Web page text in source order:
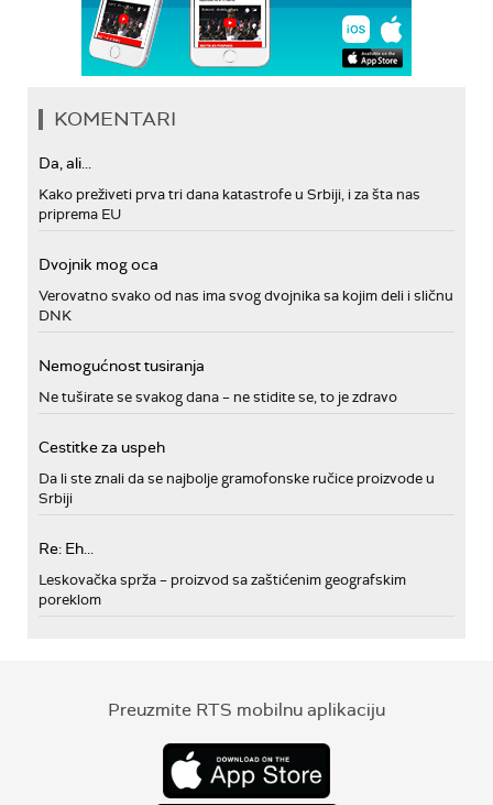
KOMENTARI
Da, ali...
Kako preživeti prva tri dana katastrofe u Srbiji, i za šta nas
priprema EU
Dvojnik mog oca
Verovatno svako od nas ima svog dvojnika sa kojim deli i sličnu
DNK
Nemogućnost tusiranja
Ne tuširate se svakog dana – ne stidite se, to je zdravo
Cestitke za uspeh
Da li ste znali da se najbolje gramofonske ručice proizvode u
Srbiji
Re: Eh...
Leskovačka sprža – proizvod sa zaštićenim geografskim
poreklom
Preuzmite RTS mobilnu aplikaciju